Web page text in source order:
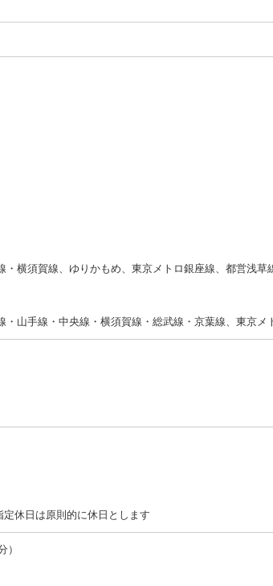
・横須賀線、ゆりかもめ、東京メトロ銀座線、都営浅草
・山手線・中央線・横須賀線・総武線・京葉線、東京メ
休日は原則的に休日とします
）